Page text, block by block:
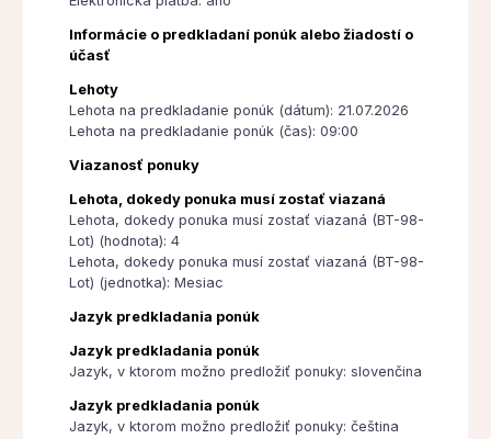
Informácie o predkladaní ponúk alebo žiadostí o
účasť
Lehoty
Lehota na predkladanie ponúk (dátum): 21.07.2026
Lehota na predkladanie ponúk (čas): 09:00
Viazanosť ponuky
Lehota, dokedy ponuka musí zostať viazaná
Lehota, dokedy ponuka musí zostať viazaná (BT-98-
Lot) (hodnota): 4
Lehota, dokedy ponuka musí zostať viazaná (BT-98-
Lot) (jednotka): Mesiac
Jazyk predkladania ponúk
Jazyk predkladania ponúk
Jazyk, v ktorom možno predložiť ponuky: slovenčina
Jazyk predkladania ponúk
Jazyk, v ktorom možno predložiť ponuky: čeština